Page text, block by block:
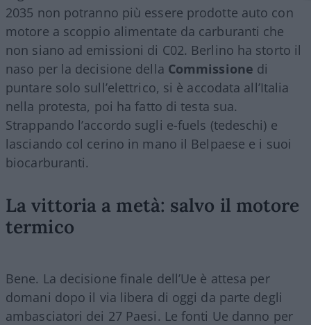
2035 non potranno più essere prodotte auto con
motore a scoppio alimentate da carburanti che
non siano ad emissioni di C02. Berlino ha storto il
naso per la decisione della Commissione di
puntare solo sull’elettrico, si è accodata all’Italia
nella protesta, poi ha fatto di testa sua.
Strappando l’accordo sugli e-fuels (tedeschi) e
lasciando col cerino in mano il Belpaese e i suoi
biocarburanti.
La vittoria a metà: salvo il motore
termico
Bene. La decisione finale dell’Ue è attesa per
domani dopo il via libera di oggi da parte degli
ambasciatori dei 27 Paesi. Le fonti Ue danno per